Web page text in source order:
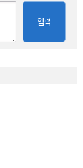
입력